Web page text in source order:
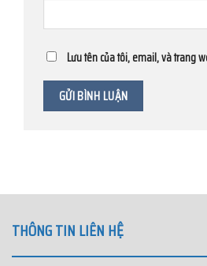
Lưu tên của tôi, email, và trang
THÔNG TIN LIÊN HỆ